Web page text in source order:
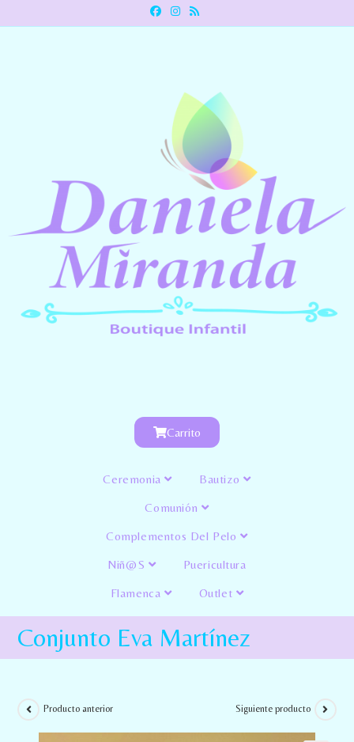
Carrito
Ceremonia Bautizo
Comunión
Complementos Del Pelo
Niñ@s Puericultura
Flamenca Outlet
Conjunto Eva Martínez
Producto anterior Siguiente producto